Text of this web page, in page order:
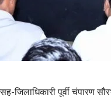
सह-जिलाधिकारी पूर्वी चंपारण